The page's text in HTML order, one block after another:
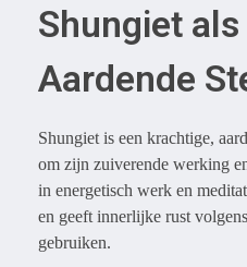
Shungiet
Aardende
Shungiet is een krachtige,
om zijn zuiverende werking
in energetisch werk en
en geeft innerlijke rust
gebruiken.